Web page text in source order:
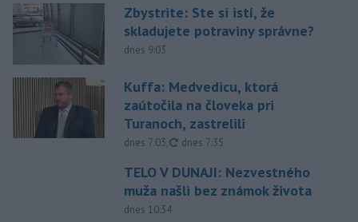
Zbystrite: Ste si istí, že
skladujete potraviny správne?
dnes 9:03
Kuffa: Medvedicu, ktorá
zaútočila na človeka pri
Turanoch, zastrelili
dnes 7:03, aktualizované
dnes 7:35
TELO V DUNAJI: Nezvestného
muža našli bez známok života
dnes 10:34